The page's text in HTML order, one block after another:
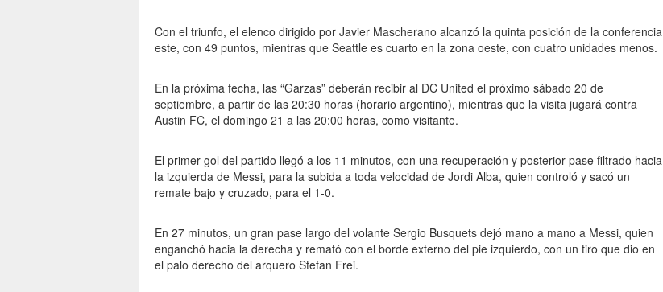
Con el triunfo, el elenco dirigido por Javier Mascherano alcanzó la quinta posición de la conferencia
este, con 49 puntos, mientras que Seattle es cuarto en la zona oeste, con cuatro unidades menos.
En la próxima fecha, las “Garzas” deberán recibir al DC United el próximo sábado 20 de
septiembre, a partir de las 20:30 horas (horario argentino), mientras que la visita jugará contra
Austin FC, el domingo 21 a las 20:00 horas, como visitante.
El primer gol del partido llegó a los 11 minutos, con una recuperación y posterior pase filtrado hacia
la izquierda de Messi, para la subida a toda velocidad de Jordi Alba, quien controló y sacó un
remate bajo y cruzado, para el 1-0.
En 27 minutos, un gran pase largo del volante Sergio Busquets dejó mano a mano a Messi, quien
enganchó hacia la derecha y remató con el borde externo del pie izquierdo, con un tiro que dio en
el palo derecho del arquero Stefan Frei.